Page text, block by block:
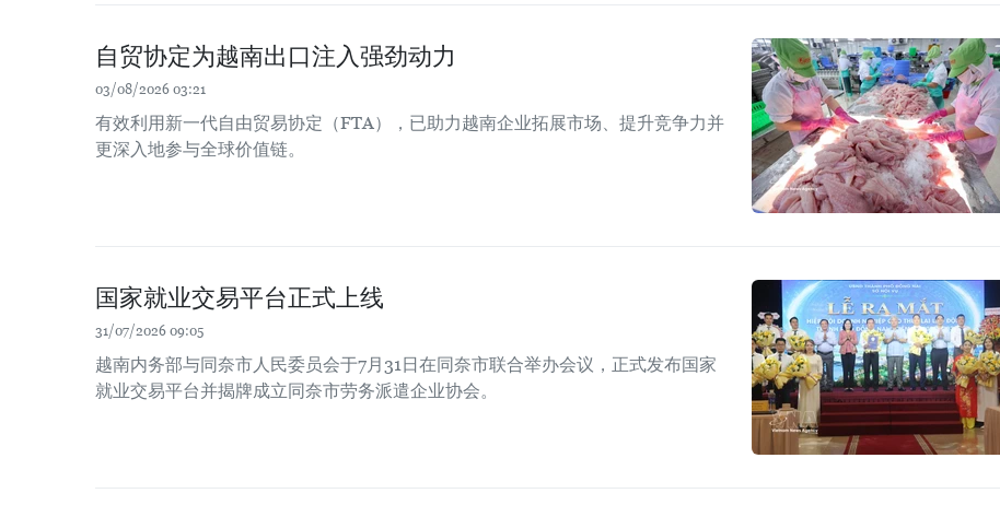
自贸协定为越南出口注入强劲动力
03/08/2026 03:21
有效利用新一代自由贸易协定（FTA），已助力越南企业拓展市场、提升竞争力并
更深入地参与全球价值链。
国家就业交易平台正式上线
31/07/2026 09:05
越南内务部与同奈市人民委员会于7月31日在同奈市联合举办会议，正式发布国家
就业交易平台并揭牌成立同奈市劳务派遣企业协会。